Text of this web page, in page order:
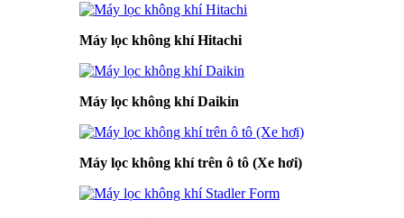
Máy lọc không khí Hitachi
Máy lọc không khí Daikin
Máy lọc không khí trên ô tô (Xe hơi)